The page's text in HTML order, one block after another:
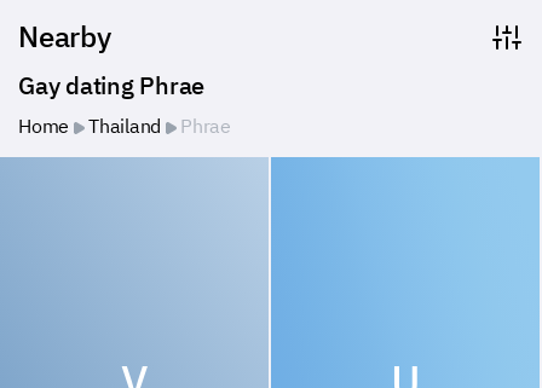
Nearby
Gay dating Phrae
Home Thailand Phrae